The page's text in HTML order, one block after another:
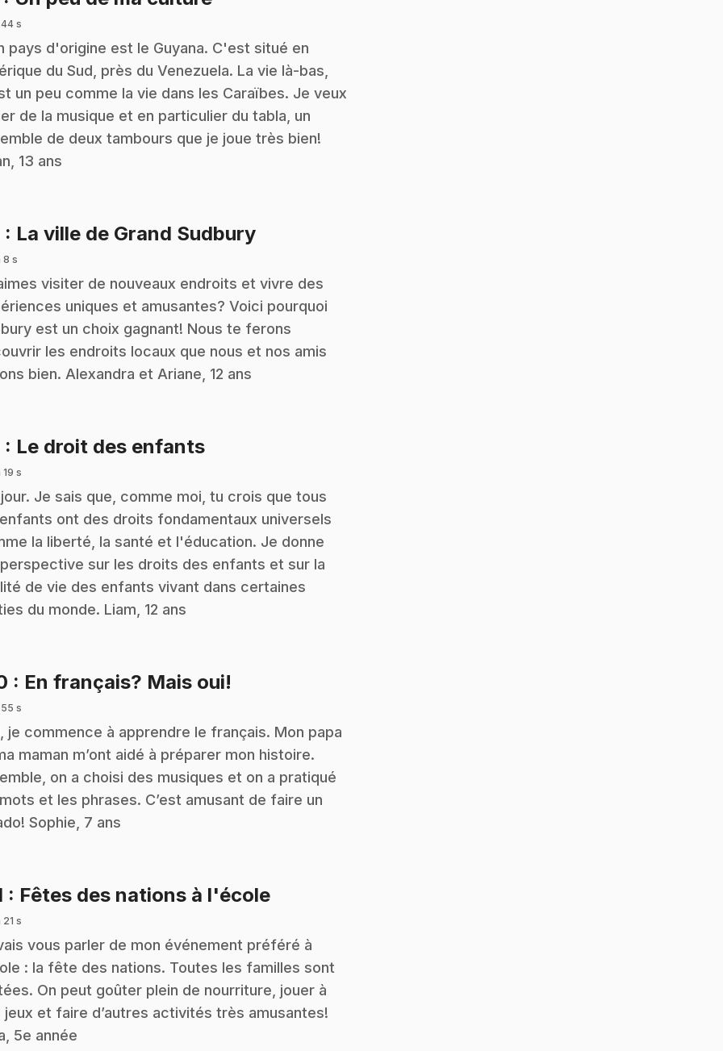
44 s
pays d'origine est le Guyana. C'est situé en
du Sud, près du Venezuela. La vie là-bas,
un peu comme la vie dans les Caraïbes. Je veux
de la musique et en particulier du tabla, un
de deux tambours que je joue très bien!
13 ans
: La ville de Grand Sudbury.
8 s
visiter de nouveaux endroits et vivre des
uniques et amusantes? Voici pourquoi
est un choix gagnant! Nous te ferons
les endroits locaux que nous et nos amis
bien. Alexandra et Ariane, 12 ans
: Le droit des enfants.
19 s
Je sais que, comme moi, tu crois que tous
ont des droits fondamentaux universels
la liberté, la santé et l'éducation. Je donne
sur les droits des enfants et sur la
de vie des enfants vivant dans certaines
du monde. Liam, 12 ans
: En français? Mais oui!
55 s
je commence à apprendre le français. Mon papa
maman m’ont aidé à préparer mon histoire.
on a choisi des musiques et on a pratiqué
et les phrases. C’est amusant de faire un
Sophie, 7 ans
: Fêtes des nations à l'école.
21 s
vous parler de mon événement préféré à
: la fête des nations. Toutes les familles sont
On peut goûter plein de nourriture, jouer à
jeux et faire d’autres activités très amusantes!
5e année